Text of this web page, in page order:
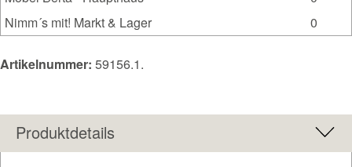
Nimm´s mit! Markt & Lager
0
Artikelnummer: 59156.1.
Produktdetails